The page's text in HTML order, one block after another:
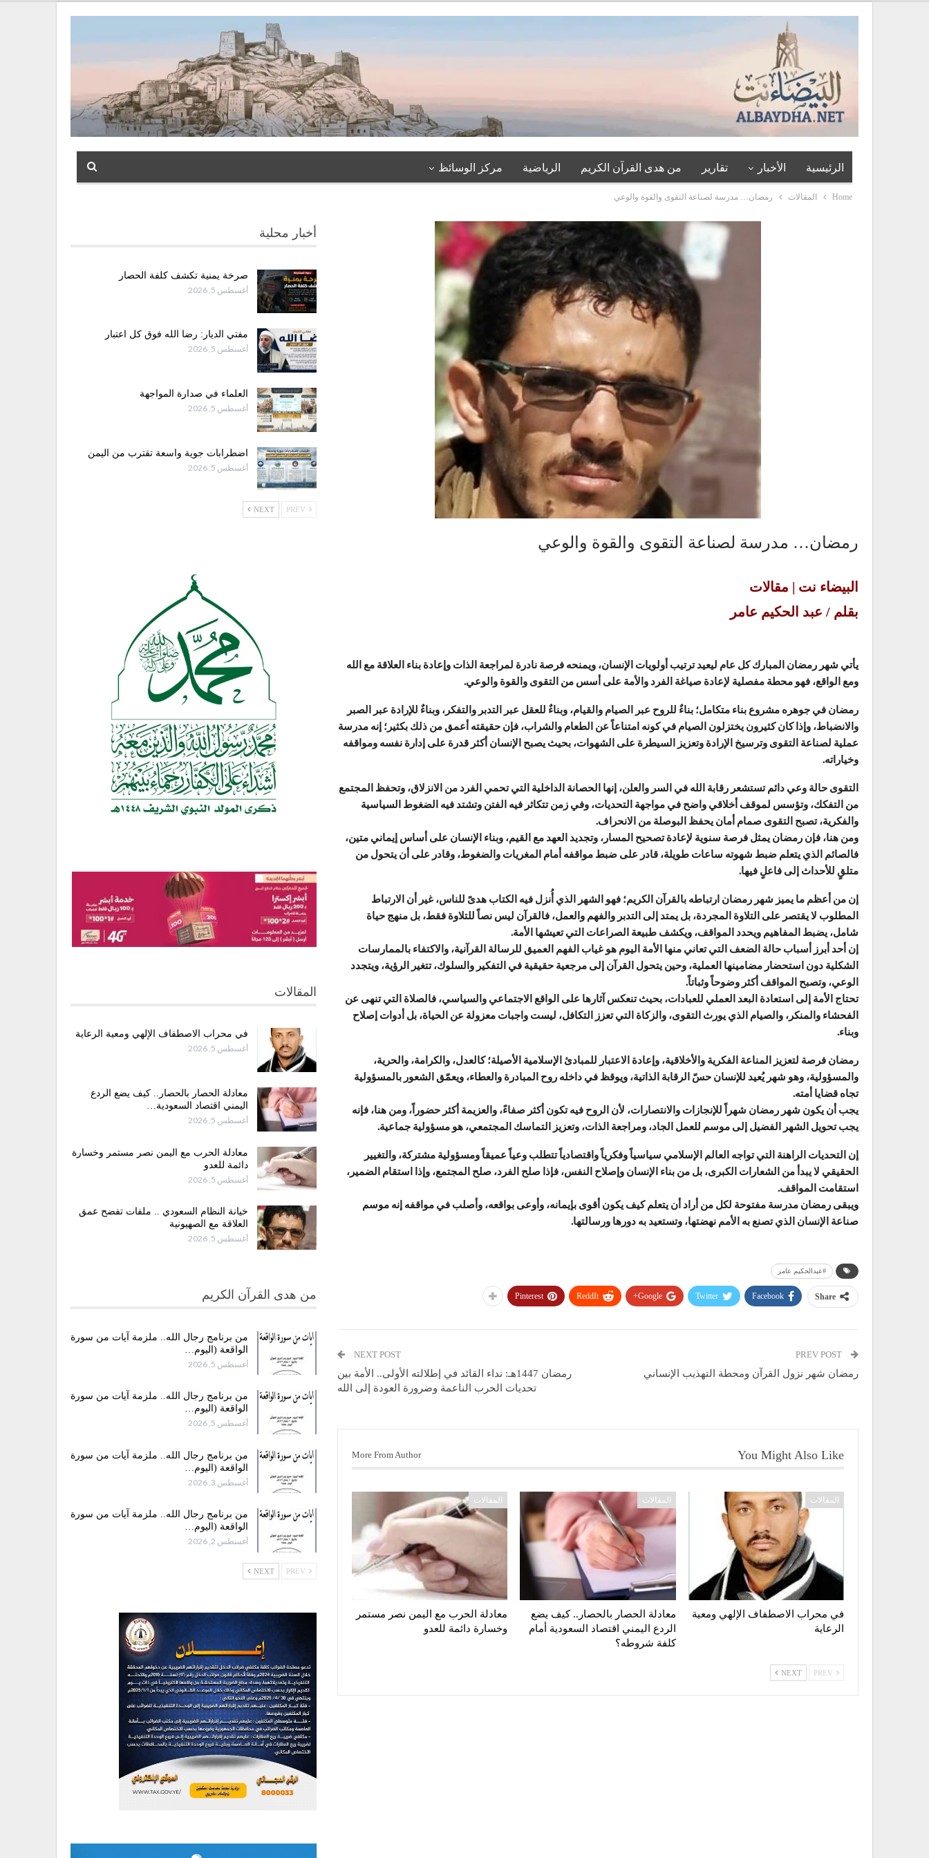
الرئيسية الأخبار تقارير من هدى القرآن الكريم الرياضية مركز الوسائظ
Home المقالات رمضان… مدرسة لصناعة التقوى والقوة والوعي
رمضان… مدرسة لصناعة التقوى والقوة والوعي
البيضاء نت | مقالات
بقلم / عبد الحكيم عامر
يأتي شهر رمضان المبارك كل عام ليعيد ترتيب أولويات الإنسان، ويمنحه فرصة نادرة لمراجعة الذات وإعادة بناء العلاقة مع الله
ومع الواقع، فهو محطة مفصلية لإعادة صياغة الفرد والأمة على أسس من التقوى والقوة والوعي.
رمضان في جوهره مشروع بناء متكامل؛ بناءٌ للروح عبر الصيام والقيام، وبناءٌ للعقل عبر التدبر والتفكر، وبناءٌ للإرادة عبر الصبر
والانضباط، وإذا كان كثيرون يختزلون الصيام في كونه امتناعاً عن الطعام والشراب، فإن حقيقته أعمق من ذلك بكثير؛ إنه مدرسة
عملية لصناعة التقوى وترسيخ الإرادة وتعزيز السيطرة على الشهوات، بحيث يصبح الإنسان أكثر قدرة على إدارة نفسه ومواقفه
وخياراته.
التقوى حالة وعي دائم تستشعر رقابة الله في السر والعلن، إنها الحصانة الداخلية التي تحمي الفرد من الانزلاق، وتحفظ المجتمع
من التفكك، وتؤسس لموقف أخلاقي واضح في مواجهة التحديات، وفي زمن تتكاثر فيه الفتن وتشتد فيه الضغوط السياسية
والفكرية، تصبح التقوى صمام أمان يحفظ البوصلة من الانحراف.
ومن هنا، فإن رمضان يمثل فرصة سنوية لإعادة تصحيح المسار، وتجديد العهد مع القيم، وبناء الإنسان على أساس إيماني متين،
فالصائم الذي يتعلم ضبط شهوته ساعات طويلة، قادر على ضبط مواقفه أمام المغريات والضغوط، وقادر على أن يتحول من
متلقٍ للأحداث إلى فاعلٍ فيها.
إن من أعظم ما يميز شهر رمضان ارتباطه بالقرآن الكريم؛ فهو الشهر الذي أُنزل فيه الكتاب هدىً للناس، غير أن الارتباط
المطلوب لا يقتصر على التلاوة المجردة، بل يمتد إلى التدبر والفهم والعمل، فالقرآن ليس نصاً للتلاوة فقط، بل منهج حياة
شامل، يضبط المفاهيم ويحدد المواقف، ويكشف طبيعة الصراعات التي تعيشها الأمة.
إن أحد أبرز أسباب حالة الضعف التي تعاني منها الأمة اليوم هو غياب الفهم العميق للرسالة القرآنية، والاكتفاء بالممارسات
الشكلية دون استحضار مضامينها العملية، وحين يتحول القرآن إلى مرجعية حقيقية في التفكير والسلوك، تتغير الرؤية، ويتجدد
الوعي، وتصبح المواقف أكثر وضوحاً وثباتاً.
تحتاج الأمة إلى استعادة البعد العملي للعبادات، بحيث تنعكس آثارها على الواقع الاجتماعي والسياسي، فالصلاة التي تنهى عن
الفحشاء والمنكر، والصيام الذي يورث التقوى، والزكاة التي تعزز التكافل، ليست واجبات معزولة عن الحياة، بل أدوات إصلاح
وبناء.
رمضان فرصة لتعزيز المناعة الفكرية والأخلاقية، وإعادة الاعتبار للمبادئ الإسلامية الأصيلة؛ كالعدل، والكرامة، والحرية،
والمسؤولية، وهو شهر يُعيد للإنسان حسّ الرقابة الذاتية، ويوقظ في داخله روح المبادرة والعطاء، ويعمّق الشعور بالمسؤولية
تجاه قضايا أمته.
يجب أن يكون شهر رمضان شهراً للإنجازات والانتصارات، لأن الروح فيه تكون أكثر صفاءً، والعزيمة أكثر حضوراً، ومن هنا، فإنه
يجب تحويل الشهر الفضيل إلى موسم للعمل الجاد، ومراجعة الذات، وتعزيز التماسك المجتمعي، هو مسؤولية جماعية.
إن التحديات الراهنة التي تواجه العالم الإسلامي سياسياً وفكرياً واقتصادياً تتطلب وعياً عميقاً ومسؤولية مشتركة، والتغيير
الحقيقي لا يبدأ من الشعارات الكبرى، بل من بناء الإنسان وإصلاح النفس، فإذا صلح الفرد، صلح المجتمع، وإذا استقام الضمير،
استقامت المواقف.
ويبقى رمضان مدرسة مفتوحة لكل من أراد أن يتعلم كيف يكون أقوى بإيمانه، وأوعى بواقعه، وأصلب في مواقفه إنه موسم
صناعة الإنسان الذي تصنع به الأمم نهضتها، وتستعيد به دورها ورسالتها.
#عبدالحكيم عامر
Share
Facebook
Twitter
Google+
ReddIt
Pinterest
رمضان شهر نزول القرآن ومحطة التهذيب الإنساني
NEXT POST
رمضان 1447هـ: نداء القائد في إطلالته الأولى.. الأمة بين
تحديات الحرب الناعمة وضرورة العودة إلى الله
You Might Also Like
More From Author
المقالات
في محراب الاصطفاف الإلهي ومعية
الرعاية
المقالات
معادلة الحصار بالحصار.. كيف يضع
الردع اليمني اقتصاد السعودية أمام
كلفة شروطه؟
المقالات
معادلة الحرب مع اليمن نصر مستمر
وخسارة دائمة للعدو
NEXT
أخبار محلية
صرخة يمنية تكشف كلفة الحصار
أغسطس 5, 2026
مفتي الديار: رضا الله فوق كل اعتبار
أغسطس 5, 2026
العلماء في صدارة المواجهة
أغسطس 5, 2026
اضطرابات جوية واسعة تقترب من اليمن
أغسطس 5, 2026
NEXT
المقالات
في محراب الاصطفاف الإلهي ومعية الرعاية
أغسطس 5, 2026
معادلة الحصار بالحصار.. كيف يضع الردع
اليمني اقتصاد السعودية…
أغسطس 5, 2026
معادلة الحرب مع اليمن نصر مستمر وخسارة
دائمة للعدو
أغسطس 5, 2026
خيانة النظام السعودي .. ملفات تفضح عمق
العلاقة مع الصهيونية
أغسطس 5, 2026
من هدى القرآن الكريم
من برنامج رجال الله.. ملزمة آيات من سورة
الواقعة (اليوم…
أغسطس 5, 2026
من برنامج رجال الله.. ملزمة آيات من سورة
الواقعة (اليوم…
أغسطس 5, 2026
من برنامج رجال الله.. ملزمة آيات من سورة
الواقعة (اليوم…
أغسطس 3, 2026
من برنامج رجال الله.. ملزمة آيات من سورة
الواقعة (اليوم…
أغسطس 2, 2026
NEXT